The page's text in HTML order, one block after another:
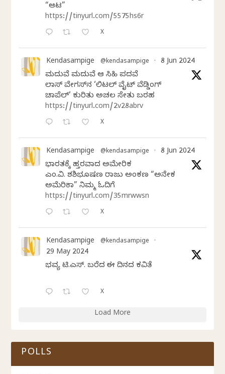
“ಆಟ”
https://tinyurl.com/5575hs6r
X
Kendasampige @kendasampige · 8 Jun 2024
ಮದುವೆ ಮದುವೆ ಆ ಸಿಹಿ ಪದವೆ
ಲಾಸ್‌ ವೇಗಸ್‌ನ ‘ಲಿಟಲ್ ವೈಟ್ ವೆಡ್ಡಿಂಗ್
ಚಾಪೆಲ್’ ಕುರಿತು ಅಚಲ ಸೇತು ಬರಹ
https://tinyurl.com/2v28abrv
X
Kendasampige @kendasampige · 8 Jun 2024
ಭಾರತಕ್ಕೆ ಹತ್ತಿರವಾದ ಅಮೇರಿಕ
ಎಂ.ವಿ. ಶಶಿಭೂಷಣ ರಾಜು ಅಂಕಣ “ಅನೇಕ
ಅಮೆರಿಕಾ” ನಿಮ್ಮ ಓದಿಗೆ
https://tinyurl.com/35mrwwsn
X
Kendasampige @kendasampige ·
29 May 2024
ಭವ್ಯ ಟಿ.ಎಸ್. ಬರೆದ ಈ ದಿನದ ಕವಿತೆ
X
Load More
POLLS